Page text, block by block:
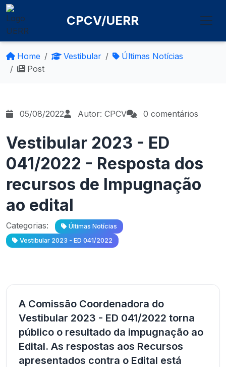
CPCV/UERR
Home Vestibular
Últimas Notícias
Post
05/08/2022 Autor: CPCV 0 comentários
Vestibular 2023 - ED
041/2022 - Resposta dos
recursos de Impugnação
ao edital
Categorias:
Últimas Notícias
Vestibular 2023 - ED 041/2022
A Comissão Coordenadora do
Vestibular 2023 - ED 041/2022 torna
público o resultado da impugnação ao
Edital. As respostas aos Recursos
apresentados contra o Edital está